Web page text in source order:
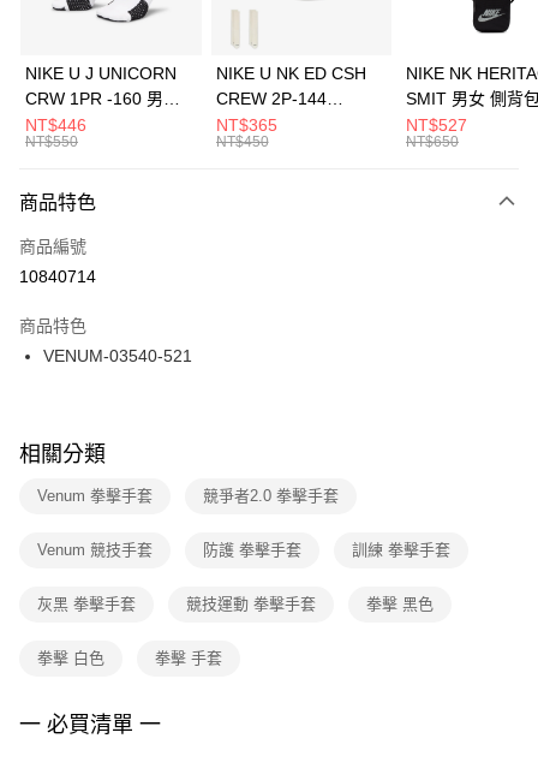
上海商業儲蓄銀行
元大商業銀行
台灣樂天信用卡公司
Apple Pay
全盈+PAY
AFTEE先享後付
【關於「AFTEE先享後付」】
便利好安心！
１．簡單：不需註冊會員、不需綁卡、不需儲值。
【「AFTEE先享後付」結帳流程】
３．收到繳費通知簡訊後14天內，點擊此簡訊中的連結，可透過四大超商／
ATM／網路銀行／等多元方式進行付款，方視為交易完成。
購買商品的店家。未經商家同意取消之訂單仍視為有效，需透過AFTEE先享
※ 交易是否成功請以「AFTEE先享後付 」之結帳頁面顯示為準，若有關於
１．透過由恩沛科技股份有限公司提供之「AFTEE先享後付」服務完成之交
２．關於個人資料處理事宜，請瀏覽以下網址：
運送方式
7-11取貨(快速到店)
宅配
NIKE U J UNICORN
CRW 1PR -160 男女
中統襪 FZ3393100
NT$446
NT$550
NIKE U NK ED CSH
CREW 2P-144
EMBRDY 男女 短統襪
FZ3073133
NT$365
NT$450
NIKE NK
SMIT 男女 側背
BA5871010
NT$527
NT$650
商品特色
商品編號
10840714
商品特色
VENUM-03540-521
相關分類
Venum 拳擊手套 競爭者2.0 拳擊手套
Venum 競技手套 防護 拳擊手套 訓練 拳擊手套
灰黑 拳擊手套 競技運動 拳擊手套 拳擊 黑色
拳擊 白色 拳擊 手套
一 必買清單 一